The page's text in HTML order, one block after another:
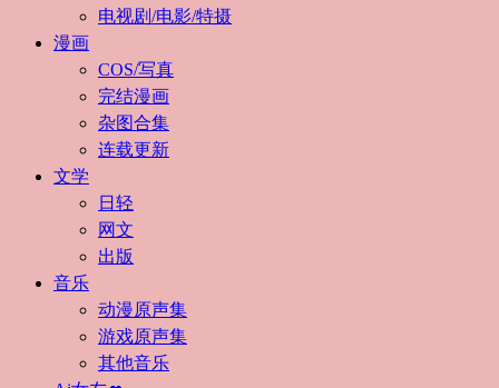
电视剧/电影/特摄
漫画
COS/写真
完结漫画
杂图合集
连载更新
文学
日轻
网文
出版
音乐
动漫原声集
游戏原声集
其他音乐